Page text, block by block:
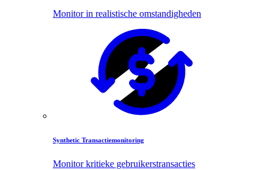
Monitor in realistische omstandigheden
Synthetic Transactiemonitoring
Monitor kritieke gebruikerstransacties